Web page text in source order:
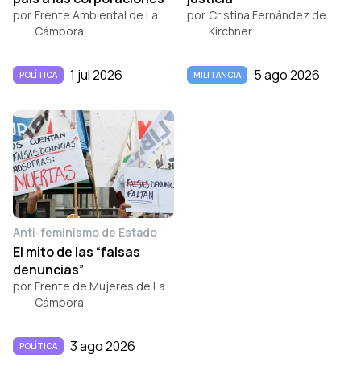
por Frente Ambiental de La
Cámpora
POLÍTICA 1 jul 2026
por Cristina Fernández de
Kirchner
MILITANCIA 5 ago 2026
Anti-feminismo de Estado
El mito de las “falsas
denuncias”
por Frente de Mujeres de La
Cámpora
POLÍTICA 3 ago 2026